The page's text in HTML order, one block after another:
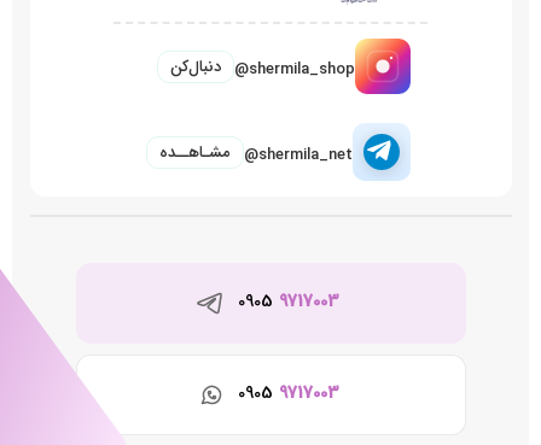
@shermila_shop دنبال‌کن
@shermila_net مشـاهــده
0905 9717003
0905 9717003